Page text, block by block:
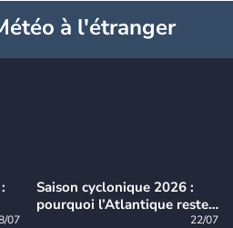
à l'étranger
07
Saison cyclonique 2026 :
pourquoi l’Atlantique reste
22/07